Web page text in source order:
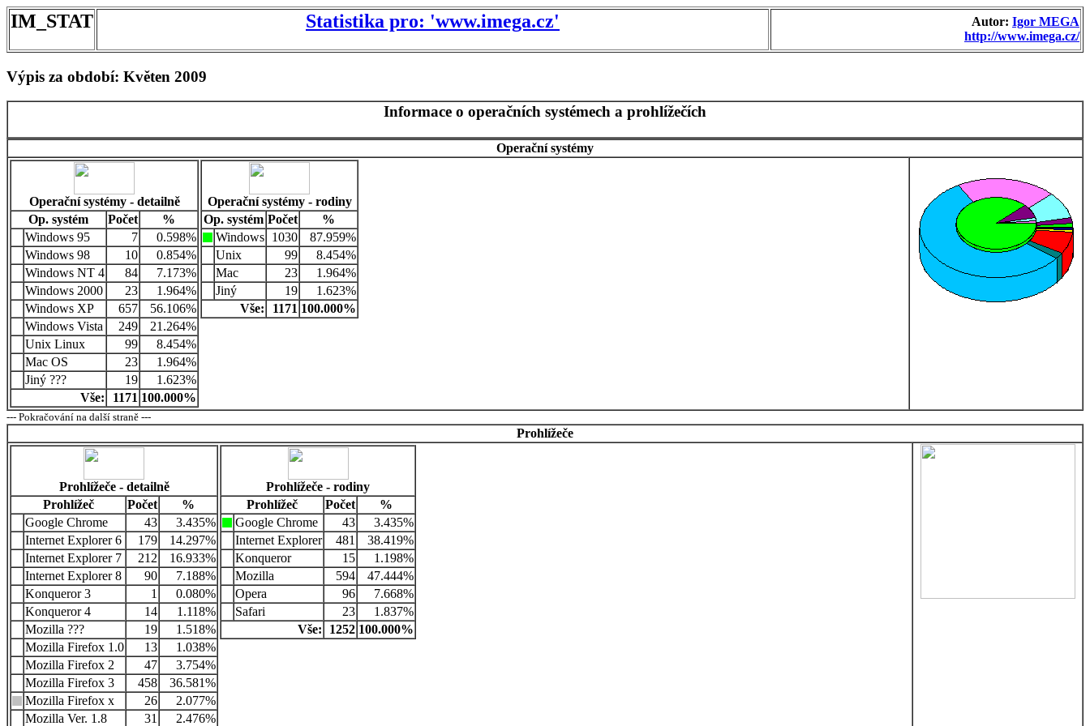
IM_STAT Statistika pro: 'www.imega.cz' Autor: Igor MEGA
http://www.imega.cz/
Výpis za období: Květen 2009
Informace o operačních systémech a prohlížečích
Operační systémy
Operační systémy - detailně
Op. systém
Počet
%
Windows 95
7
0.598%
Windows 98
10
0.854%
Windows NT 4
84
7.173%
Windows 2000
23
1.964%
Windows XP
657
56.106%
Windows Vista
249
21.264%
Unix Linux
99
8.454%
Mac OS
23
1.964%
Jiný ???
19
1.623%
Vše:
1171 100.000%
Operační systémy - rodiny
Op. systém Počet
%
Windows 1030
87.959%
Unix
99
8.454%
Mac
23
1.964%
Jiný
19
1.623%
Vše:
1171 100.000%
--- Pokračování na další straně ---
Prohlížeče
Prohlížeče - detailně
Prohlížeč
Počet
%
Google Chrome
43
3.435%
Internet Explorer 6
179
14.297%
Internet Explorer 7
212
16.933%
Internet Explorer 8
90
7.188%
Konqueror 3
1
0.080%
Konqueror 4
14
1.118%
Mozilla ???
19
1.518%
Mozilla Firefox 1.0
13
1.038%
Mozilla Firefox 2
47
3.754%
Mozilla Firefox 3
458
36.581%
Mozilla Firefox x
26
2.077%
Mozilla Ver. 1.8
31 2.476%
Prohlížeče - rodiny
Prohlížeč
Počet
%
Google Chrome
43
3.435%
Internet Explorer
481
38.419%
Konqueror
15
1.198%
Mozilla
594
47.444%
Opera
96
7.668%
Safari
23
1.837%
Vše:
1252 100.000%